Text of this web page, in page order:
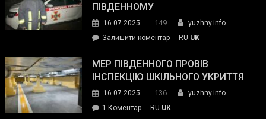
силових
та
органів:
«Наш
спільний
ПІВДЕННОМУ
16.07.2025 149
yuzhny.info
Залишити коментарon
ДСНС
власноруч
пожежу
у
RU UK
МЕР ПІВДЕННОГО ПРОВІВ
ІНСПЕКЦІЮ ШКІЛЬНОГО УКРИТТЯ
16.07.2025 136
yuzhny.info
1 Коментардо RU UK